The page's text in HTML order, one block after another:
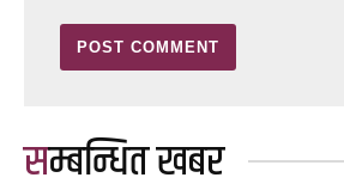
सम्बन्धित खबर